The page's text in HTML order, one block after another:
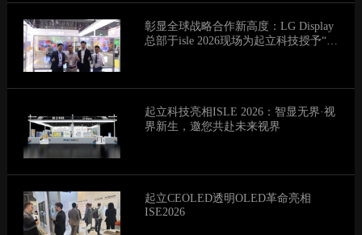
彰显全球战略合作新高度：LG Display
总部于isle 2026现场为起立科技授予“透
起立科技亮相ISLE 2026：智显无界·视
界新生，邀您共赴未来视界
起立CEOLED透明OLED革命亮相
ISE2026